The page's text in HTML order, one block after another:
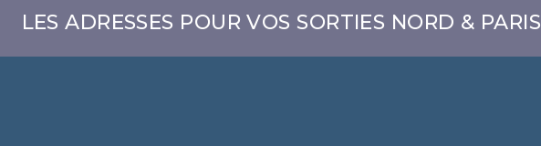
LES ADRESSES POUR VOS SORTIES NORD & PARIS